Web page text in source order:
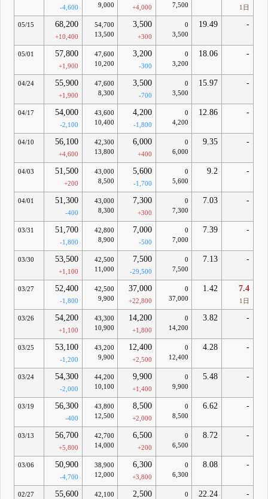
-4,600
9,000
+4,000
7,500
1日
05/15 68,200
+10,400
54,700
13,500
3,500
+300
0
3,500
19.49 -
05/01 57,800
+1,900
47,600
10,200
3,200
-300
0
3,200
18.06 -
04/24 55,900
+1,900
47,600
8,300
3,500
-700
0
3,500
15.97 -
04/17 54,000
-2,100
43,600
10,400
4,200
-1,800
0
4,200
12.86 -
04/10 56,100
+4,600
42,300
13,800
6,000
+400
0
6,000
9.35 -
04/03 51,500
+200
43,000
8,500
5,600
-1,700
0
5,600
9.2 -
04/01 51,300
-400
43,000
8,300
7,300
+300
0
7,300
7.03 -
03/31 51,700
-1,800
42,800
8,900
7,000
-500
0
7,000
7.39 -
03/30 53,500
+1,100
42,500
11,000
7,500
-29,500
0
7,500
7.13 -
03/27 52,400
-1,800
42,500
9,900
37,000
+22,800
0
37,000
1.42 7.4
1日
03/26 54,200
+1,100
43,300
10,900
14,200
+1,800
0
14,200
3.82 -
03/25 53,100
-1,200
43,200
9,900
12,400
+2,500
0
12,400
4.28 -
03/24 54,300
-2,000
44,200
10,100
9,900
+1,400
0
9,900
5.48 -
03/19 56,300
-400
43,800
12,500
8,500
+2,000
0
8,500
6.62 -
03/13 56,700
+5,800
42,700
14,000
6,500
+200
0
6,500
8.72 -
03/06 50,900
-4,700
38,900
12,000
6,300
+3,800
0
6,300
8.08 -
02/27 55,600
42,100
2,500
0
22.24 -